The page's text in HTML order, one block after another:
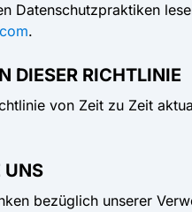
Datenschutzpraktiken
.
DIESER RICHTLINIE
von Zeit zu Zeit
UNS
bezüglich unserer